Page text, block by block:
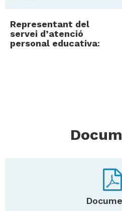
Representant del
servei d’atenció
personal educativa: